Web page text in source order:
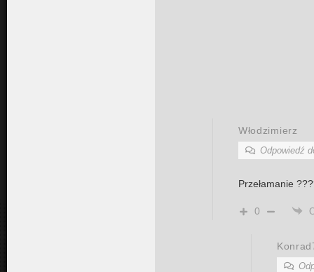
Włodzimierz
Odpowiedź
Przełamanie
0